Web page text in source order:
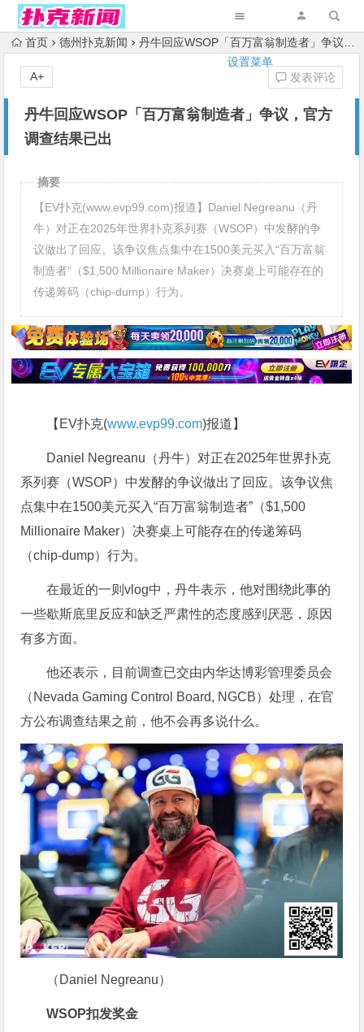
设置菜单
首页 德州扑克新闻 丹牛回应WSOP「百万富翁制造者」争议，官方调查结果已出
丹牛回应WSOP「百万富翁制造者」争议，官方
调查结果已出
发表评论
A+
摘要
【EV扑克(www.evp99.com)报道】Daniel Negreanu（丹
牛）对正在2025年世界扑克系列赛（WSOP）中发酵的争
议做出了回应。该争议焦点集中在1500美元买入“百万富翁
制造者”（$1,500 Millionaire Maker）决赛桌上可能存在的
传递筹码（chip-dump）行为。
【EV扑克(www.evp99.com)报道】
Daniel Negreanu（丹牛）对正在2025年世界扑克
系列赛（WSOP）中发酵的争议做出了回应。该争议焦
点集中在1500美元买入“百万富翁制造者”（$1,500
Millionaire Maker）决赛桌上可能存在的传递筹码
（chip-dump）行为。
在最近的一则vlog中，丹牛表示，他对围绕此事的
一些歇斯底里反应和缺乏严肃性的态度感到厌恶，原因
有多方面。
他还表示，目前调查已交由内华达博彩管理委员会
（Nevada Gaming Control Board, NGCB）处理，在官
方公布调查结果之前，他不会再多说什么。
（Daniel Negreanu）
WSOP扣发奖金